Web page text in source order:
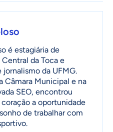
é estagiária de
da Toca e
da UFMG.
Câmara Municipal e na
SEO, encontrou
a oportunidade
de trabalhar com